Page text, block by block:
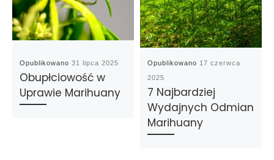
Opublikowano31 lipca 2025
Obupłciowość w
Uprawie Marihuany
Opublikowano 17 czerwca
2025
7 Najbardziej
Wydajnych Odmian
Marihuany